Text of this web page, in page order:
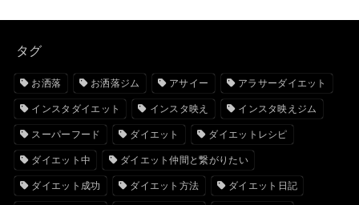
タグ
お洒落 お洒落ジム アサイー アラサーダイエット
インスタダイエット インスタ映え インスタ映えジム
スーパーフード ダイエット ダイエットレシピ
ダイエット中 ダイエット仲間と繋がりたい
ダイエット成功 ダイエット方法 ダイエット日記